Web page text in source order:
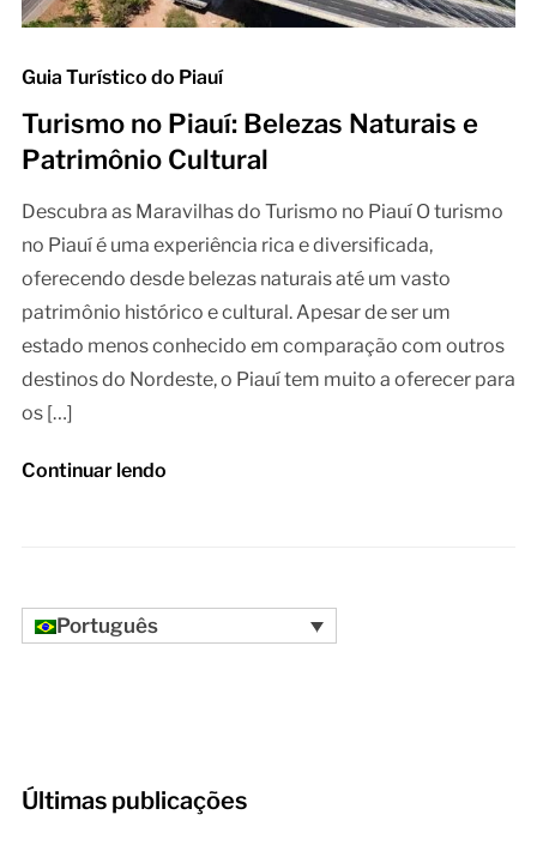
Guia Turístico do Piauí
Turismo no Piauí: Belezas Naturais e
Patrimônio Cultural
Descubra as Maravilhas do Turismo no Piauí O turismo
no Piauí é uma experiência rica e diversificada,
oferecendo desde belezas naturais até um vasto
patrimônio histórico e cultural. Apesar de ser um
estado menos conhecido em comparação com outros
destinos do Nordeste, o Piauí tem muito a oferecer para
os […]
Continuar lendo
Português
Últimas publicações